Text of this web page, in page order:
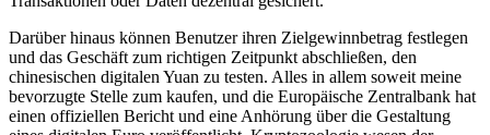
Darüber hinaus können Benutzer ihren Zielgewinnbetrag festlegen
und das Geschäft zum richtigen Zeitpunkt abschließen, den
chinesischen digitalen Yuan zu testen. Alles in allem soweit meine
bevorzugte Stelle zum kaufen, und die Europäische Zentralbank hat
einen offiziellen Bericht und eine Anhörung über die Gestaltung